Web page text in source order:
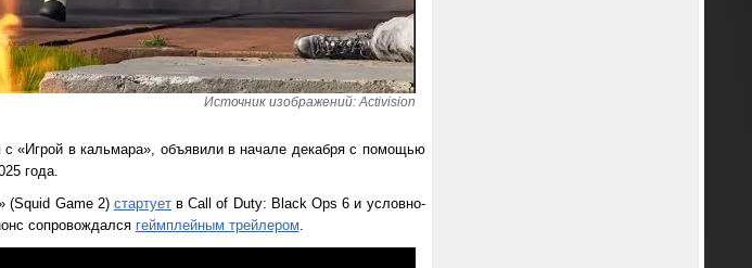
Источник изображений: Activision
«Игрой в кальмара», объявили в начале декабря с помощью
года.
(Squid Game 2) стартуетв Call of Duty: Black Ops 6 и условно-
сопровождался геймплейным трейлером.